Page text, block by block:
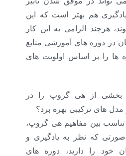
هم بهتر است که این
هرچند الزامی به این کار
در دوره های آموزشی منابع
ها را بر اساس اولویت های
بخشی از هی گروپ را در
های ترکیبی بهره برد؟
تناسب بین مفاهیم هی گروپ،
که نظر به یادگیری و
خود را دارید، دوره های